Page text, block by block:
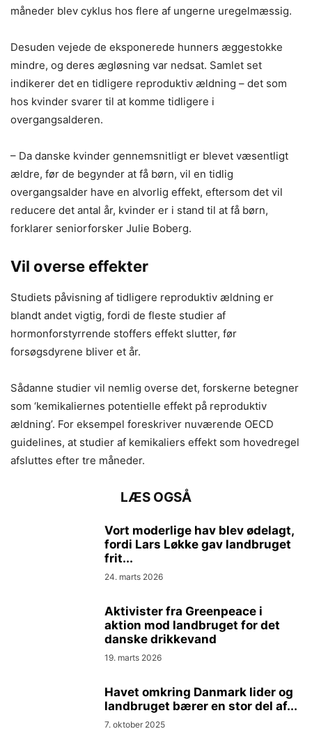
måneder blev cyklus hos flere af ungerne uregelmæssig.
Desuden vejede de eksponerede hunners æggestokke
mindre, og deres ægløsning var nedsat. Samlet set
indikerer det en tidligere reproduktiv ældning – det som
hos kvinder svarer til at komme tidligere i
overgangsalderen.
– Da danske kvinder gennemsnitligt er blevet væsentligt
ældre, før de begynder at få børn, vil en tidlig
overgangsalder have en alvorlig effekt, eftersom det vil
reducere det antal år, kvinder er i stand til at få børn,
forklarer seniorforsker Julie Boberg.
Vil overse effekter
Studiets påvisning af tidligere reproduktiv ældning er
blandt andet vigtig, fordi de fleste studier af
hormonforstyrrende stoffers effekt slutter, før
forsøgsdyrene bliver et år.
Sådanne studier vil nemlig overse det, forskerne betegner
som ‘kemikaliernes potentielle effekt på reproduktiv
ældning’. For eksempel foreskriver nuværende OECD
guidelines, at studier af kemikaliers effekt som hovedregel
afsluttes efter tre måneder.
LÆS OGSÅ
Vort moderlige hav blev ødelagt,
fordi Lars Løkke gav landbruget
frit...
24. marts 2026
Aktivister fra Greenpeace i
aktion mod landbruget for det
danske drikkevand
19. marts 2026
Havet omkring Danmark lider og
landbruget bærer en stor del af...
7. oktober 2025